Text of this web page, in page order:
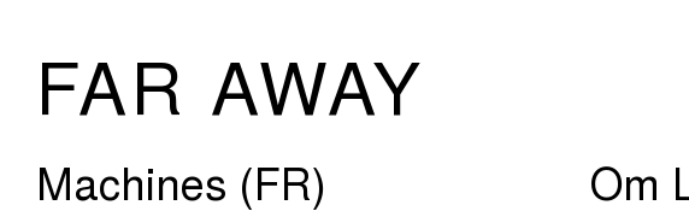
FAR AWAY
Machines (FR) Om